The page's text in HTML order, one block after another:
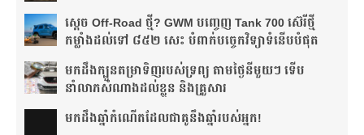
ស្តេច Off-Road ថ្មី? GWM បញ្ចេញ Tank 700 ស៊េរីថ្មី
កម្លាំងដល់ទៅ ៨៥២ សេះ បំពាក់បច្ចេកវិទ្យាទំនើបបំផុត
មកដឹងក្បួនតម្រាទិញរបស់ទ្រព្យ តាមថ្ងៃនីមួយៗ ទើប
នាំលាភសំណាងដល់ខ្លួន និងគ្រួសារ
មក​ដឹងឆ្នាំ​កំណើត​ដែល​ជា​គូ​នឹង​ឆ្នាំ​របស់​អ្នក!​